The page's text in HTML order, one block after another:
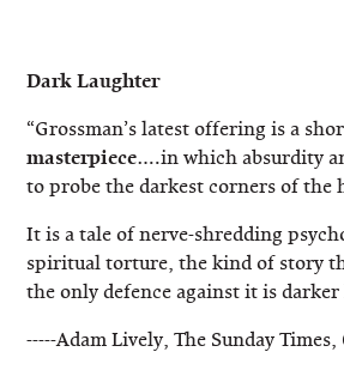
Dark Laughter
“Grossman’s latest offering is a
masterpiece….in which absurdity
to probe the darkest corners of
It is a tale of nerve-shredding
spiritual torture, the kind of story
the only defence against it is
-----Adam Lively, The Sunday